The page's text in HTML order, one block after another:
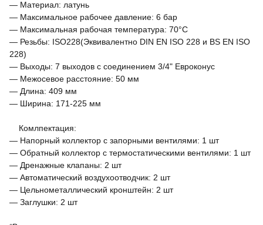
— Материал: латунь
— Максимальное рабочее давление: 6 бар
— Максимальная рабочая температура: 70°C
— Резьбы: ISO228(Эквивалентно DIN EN ISO 228 и BS EN ISO
228)
— Выходы: 7 выходов с соединением 3/4" Евроконус
— Межосевое расстояние: 50 мм
— Длина: 409 мм
— Ширина: 171-225 мм
Комлпектация:
— Напорный коллектор с запорными вентилями: 1 шт
— Обратный коллектор с термостатическими вентилями: 1 шт
— Дренажные клапаны: 2 шт
— Автоматический воздухоотводчик: 2 шт
— Цельнометаллический кронштейн: 2 шт
— Заглушки: 2 шт